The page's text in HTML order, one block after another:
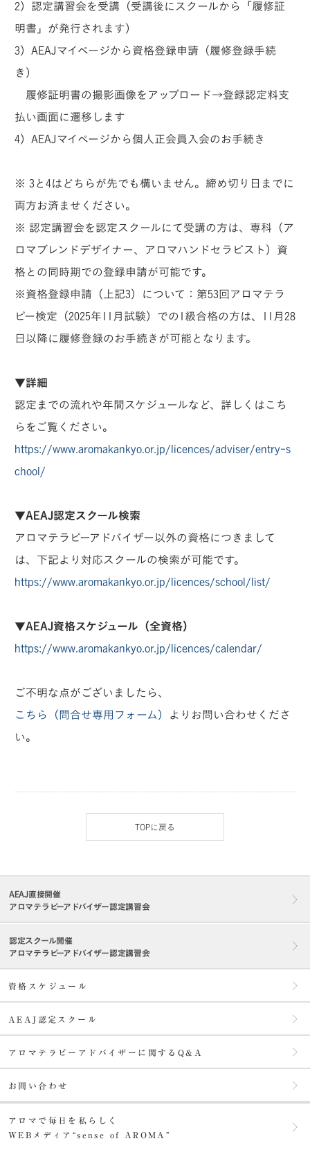
2）認定講習会を受講（受講後にスクールから「履修証
明書」が発行されます）
3）AEAJマイページから資格登録申請（履修登録手続
き）
履修証明書の撮影画像をアップロード→登録認定料支
払い画面に遷移します
4）AEAJマイページから個人正会員入会のお手続き
※ 3と4はどちらが先でも構いません。締め切り日までに
両方お済ませください。
※ 認定講習会を認定スクールにて受講の方は、専科（ア
ロマブレンドデザイナー、アロマハンドセラピスト）資
格との同時期での登録申請が可能です。
※資格登録申請（上記3）について：第53回アロマテラ
ピー検定（2025年11月試験）での1級合格の方は、11月28
日以降に履修登録のお手続きが可能となります。
▼詳細
認定までの流れや年間スケジュールなど、詳しくはこち
らをご覧ください。
https://www.aromakankyo.or.jp/licences/adviser/entry-s
chool/
▼AEAJ認定スクール検索
アロマテラピーアドバイザー以外の資格につきまして
は、下記より対応スクールの検索が可能です。
https://www.aromakankyo.or.jp/licences/school/list/
▼AEAJ資格スケジュール（全資格）
https://www.aromakankyo.or.jp/licences/calendar/
ご不明な点がございましたら、
こちら（問合せ専用フォーム）
よりお問い合わせくださ
い。
TOPに戻る
AEAJ直接開催
アロマテラピーアドバイザー認定講習会
認定スクール開催
アロマテラピーアドバイザー認定講習会
資格スケジュール
AEAJ認定スクール
アロマテラピーアドバイザーに関するQ&A
お問い合わせ
アロマで毎日を私らしく
WEBメディア“sense of AROMA”